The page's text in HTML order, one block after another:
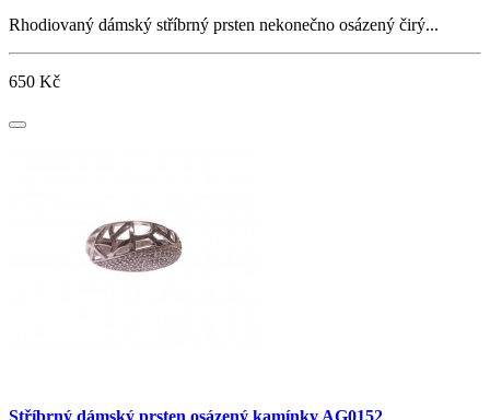
Rhodiovaný dámský stříbrný prsten nekonečno osázený čirý...
650 Kč
Stříbrný dámský prsten osázený kamínky AG0152